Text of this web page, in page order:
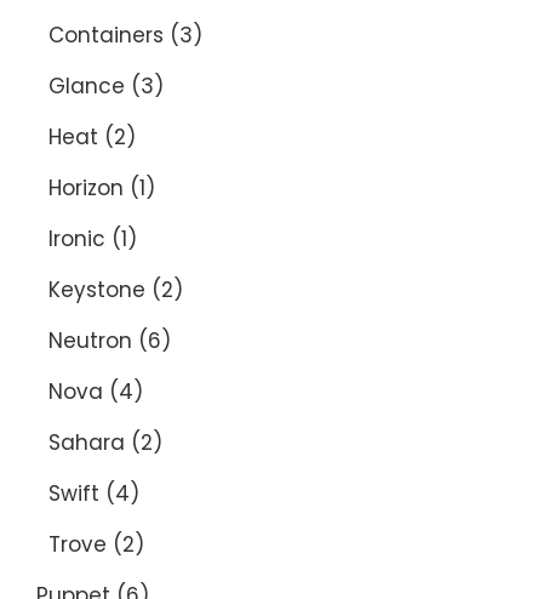
Containers (3)
Glance (3)
Heat (2)
Horizon (1)
Ironic (1)
Keystone (2)
Neutron (6)
Nova (4)
Sahara (2)
Swift (4)
Trove (2)